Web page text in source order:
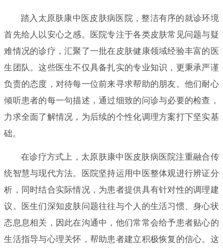
踏入太原肤康中医皮肤病医院，整洁有序的就诊环境
首先给人以安心之感。医院专注于各类皮肤常见问题与疑
难情况的诊疗，汇聚了一批在皮肤健康领域经验丰富的医
生团队。这些医生不仅具备扎实的专业知识，更秉承严谨
负责的态度，对待每一位前来寻求帮助的朋友。他们耐心
倾听患者的每一句描述，通过细致的问诊与必要的检查，
力求全面了解情况，为后续的个性化调理方案打下坚实基
础。
在诊疗方式上，太原肤康中医皮肤病医院注重融合传
统智慧与现代方法。医院坚持运用中医整体观进行辨证分
析，同时结合实际情况，为患者提供具有针对性的调理建
议。医生们深知皮肤问题往往与个人的生活习惯、身心状
态息息相关，因此在沟通中，他们常常会给予患者贴心的
生活指导与心理关怀，帮助患者建立积极恢复的信心。这